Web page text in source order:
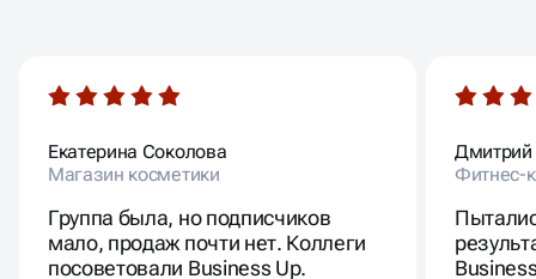
Екатерина Соколова
Магазин косметики
Группа была, но подписчиков
мало, продаж почти нет. Коллеги
посоветовали Business Up.
Дмитрий
Фитнес-